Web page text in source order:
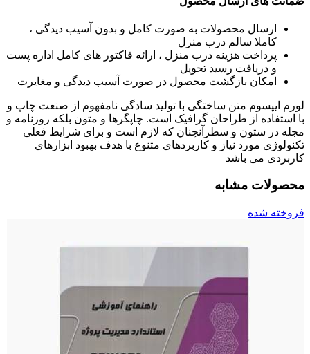
ارسال محصولات به صورت کامل و بدون آسیب دیدگی ،
کاملا سالم درب منزل
پرداخت هزینه درب منزل ، ارائه فاکتور های کامل اداره پست
و دریافت رسید تحویل
امکان بازگشت محصول در صورت آسیب دیدگی و مغایرت
لورم ایپسوم متن ساختگی با تولید سادگی نامفهوم از صنعت چاپ و
با استفاده از طراحان گرافیک است. چاپگرها و متون بلکه روزنامه و
مجله در ستون و سطرآنچنان که لازم است و برای شرایط فعلی
تکنولوژی مورد نیاز و کاربردهای متنوع با هدف بهبود ابزارهای
کاربردی می باشد
محصولات مشابه
فروخته شده